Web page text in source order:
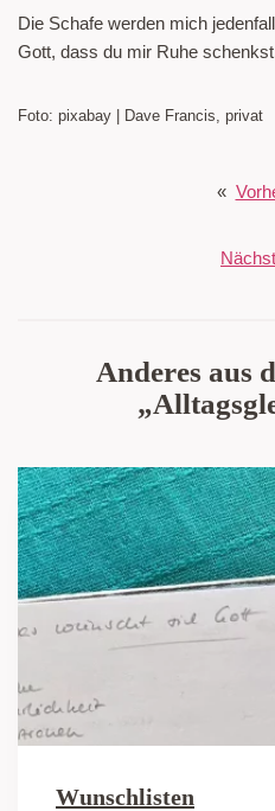
Die Schafe werden mich
Gott, dass du mir Ruhe
Foto: pixabay | Dave Francis, privat
«
Anderes aus
Wunschlisten